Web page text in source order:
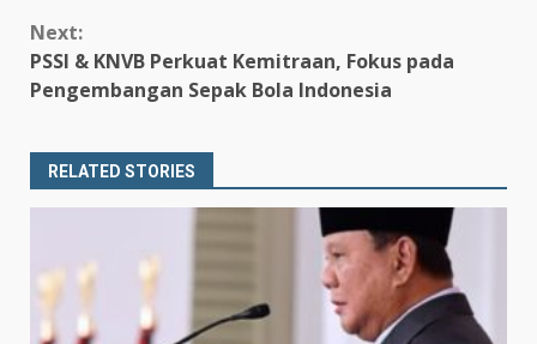
Next:
PSSI & KNVB Perkuat Kemitraan, Fokus pada
Pengembangan Sepak Bola Indonesia
RELATED STORIES